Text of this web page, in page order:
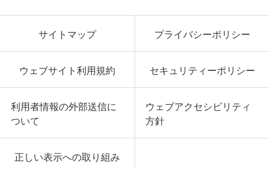
サイトマップ プライバシーポリシー
ウェブサイト利用規約 セキュリティーポリシー
利用者情報の外部送信に
ついて
ウェブアクセシビリティ
方針
正しい表示への取り組み